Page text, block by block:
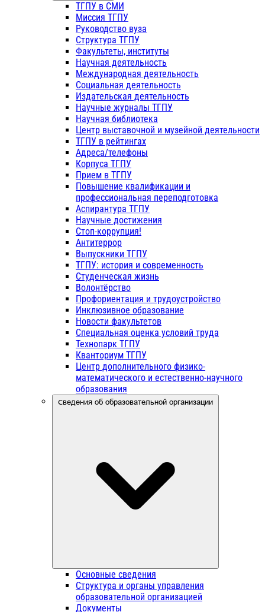
ТГПУ в СМИ
Миссия ТГПУ
Руководство вуза
Структура ТГПУ
Факультеты, институты
Научная деятельность
Международная деятельность
Социальная деятельность
Издательская деятельность
Научные журналы ТГПУ
Научная библиотека
Центр выставочной и музейной деятельности
ТГПУ в рейтингах
Адреса/телефоны
Корпуса ТГПУ
Прием в ТГПУ
Повышение квалификации и
профессиональная переподготовка
Аспирантура ТГПУ
Научные достижения
Стоп-коррупция!
Антитеррор
Выпускники ТГПУ
ТГПУ: история и современность
Студенческая жизнь
Волонтёрство
Профориентация и трудоустройство
Инклюзивное образование
Новости факультетов
Специальная оценка условий труда
Технопарк ТГПУ
Кванториум ТГПУ
Центр дополнительного физико-
математического и естественно-научного
образования
Сведения об образовательной организации
Основные сведения
Структура и органы управления
образовательной организацией
Документы